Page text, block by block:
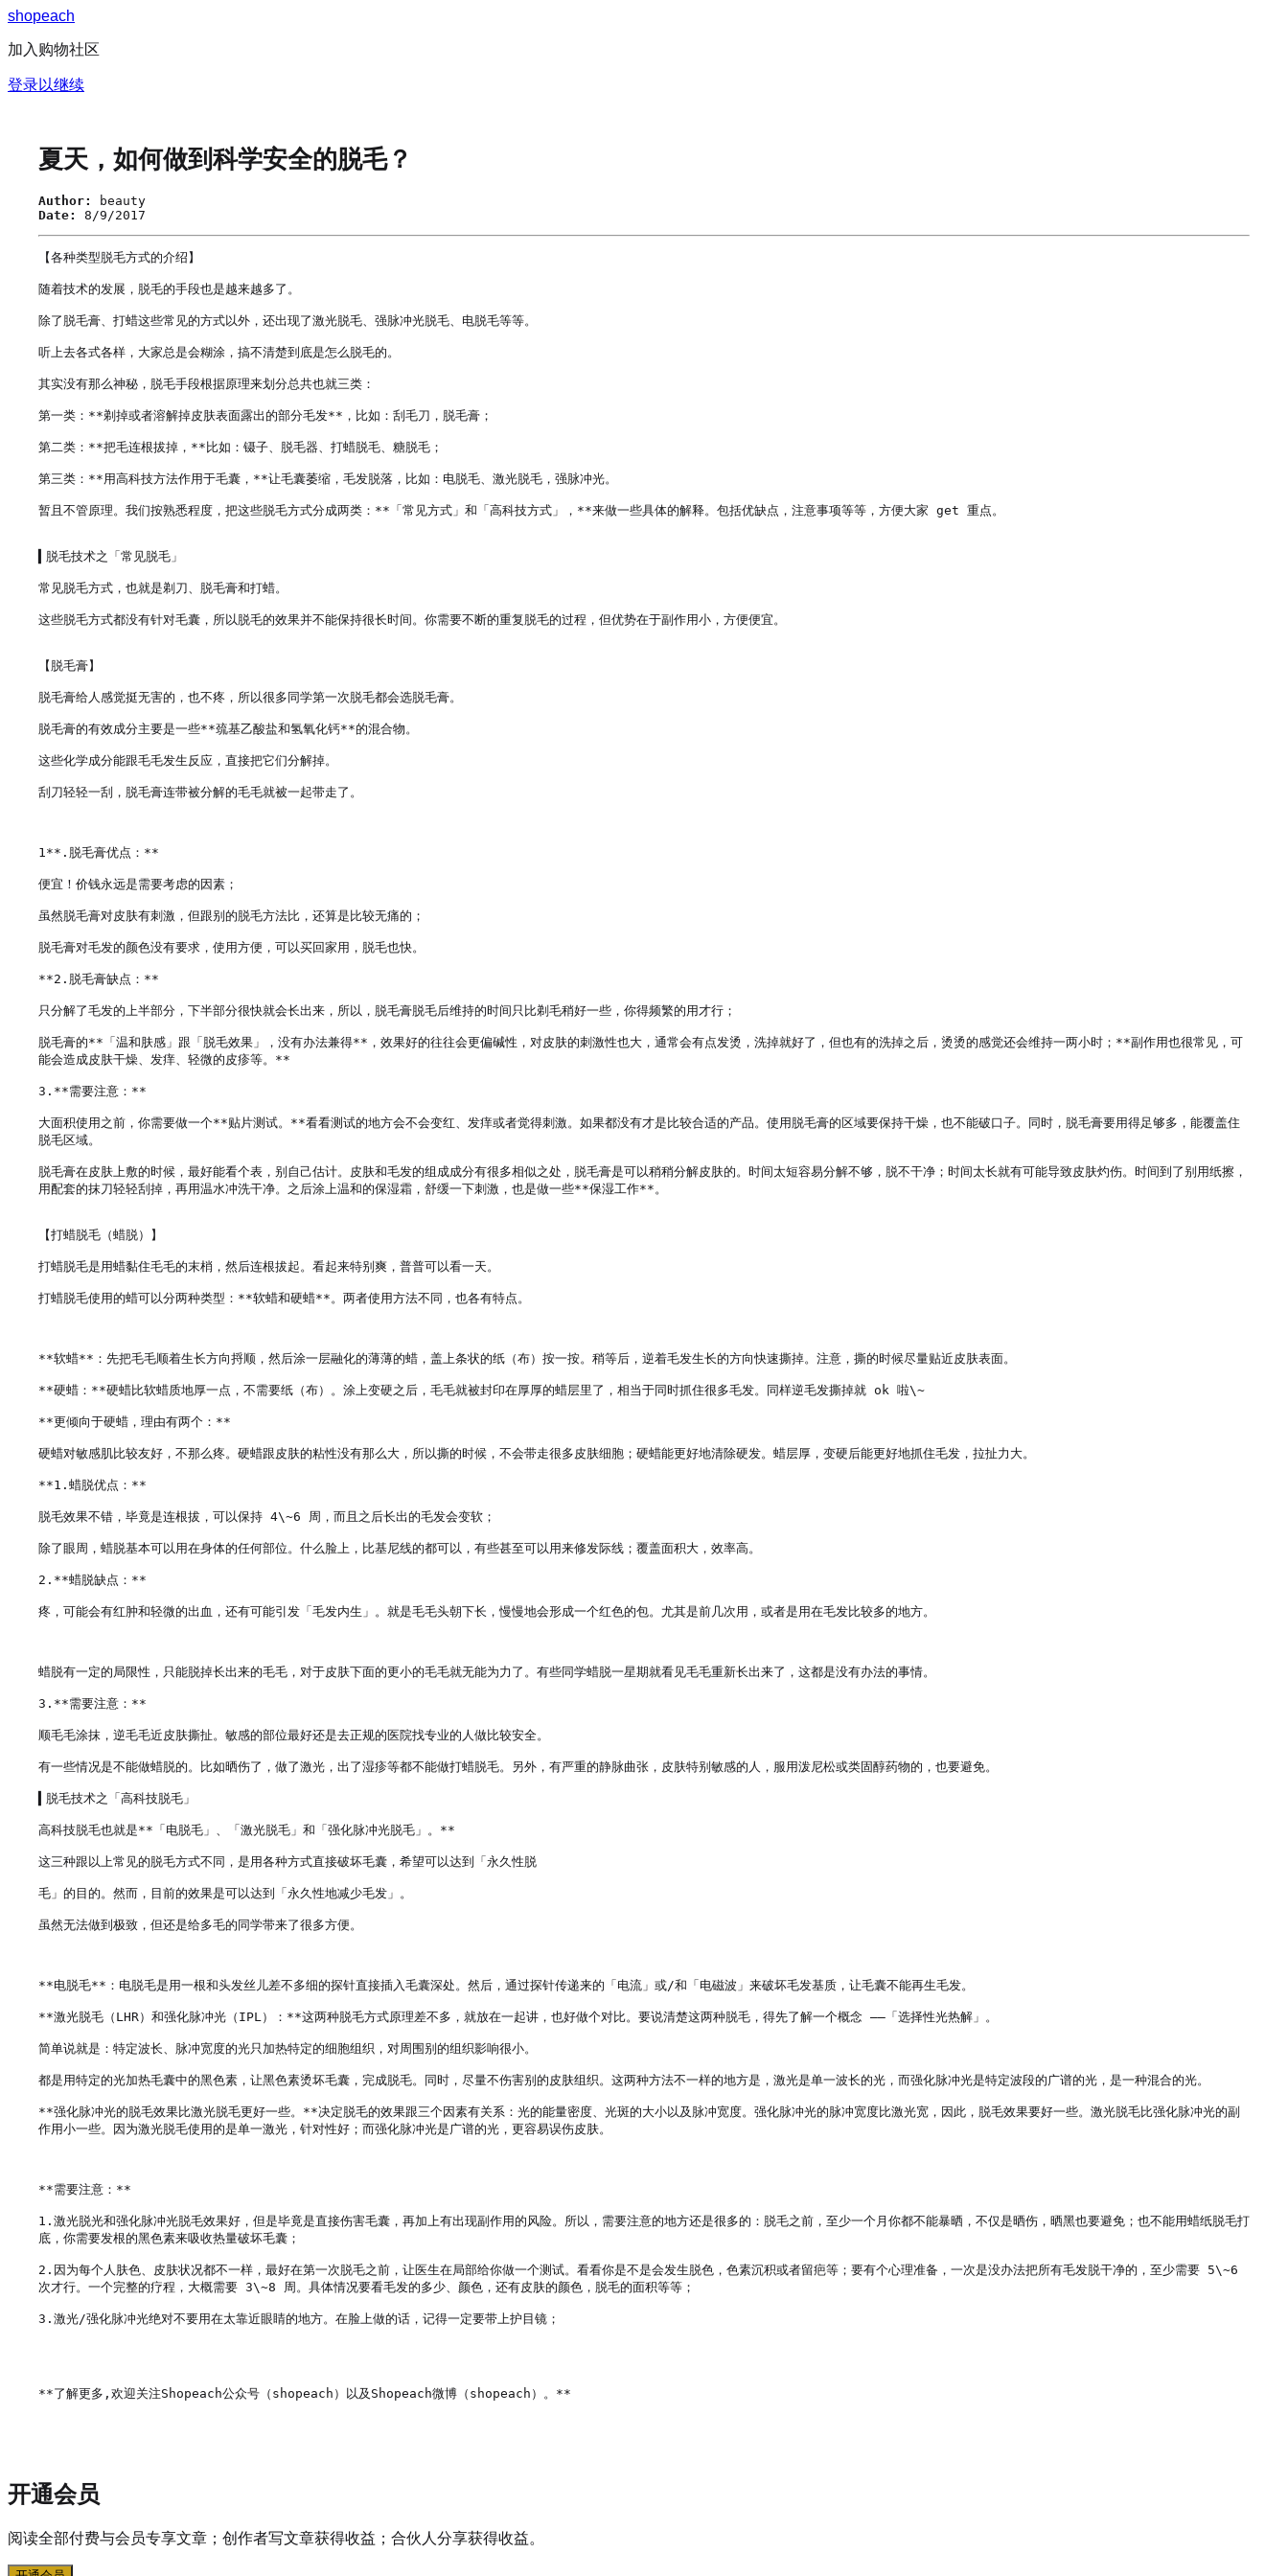
shopeach
加入购物社区
登录以继续
夏天，如何做到科学安全的脱毛？
Author:
beauty
Date:
8/9/2017
【各种类型脱毛方式的介绍】
随着技术的发展，脱毛的手段也是越来越多了。
除了脱毛膏、打蜡这些常见的方式以外，还出现了激光脱毛、强脉冲光脱毛、电脱毛等等。
听上去各式各样，大家总是会糊涂，搞不清楚到底是怎么脱毛的。
其实没有那么神秘，脱毛手段根据原理来划分总共也就三类：
第一类：**剃掉或者溶解掉皮肤表面露出的部分毛发**，比如：刮毛刀，脱毛膏；
第二类：**把毛连根拔掉，**比如：镊子、脱毛器、打蜡脱毛、糖脱毛；
第三类：**用高科技方法作用于毛囊，**让毛囊萎缩，毛发脱落，比如：电脱毛、激光脱毛，强脉冲光。
暂且不管原理。我们按熟悉程度，把这些脱毛方式分成两类：**「常见方式」和「高科技方式」，**来做一些具体的解释。包括优缺点，注意事项等等，方便大家 get 重点。
▍脱毛技术之「常见脱毛」
常见脱毛方式，也就是剃刀、脱毛膏和打蜡。
这些脱毛方式都没有针对毛囊，所以脱毛的效果并不能保持很长时间。你需要不断的重复脱毛的过程，但优势在于副作用小，方便便宜。
【脱毛膏】
脱毛膏给人感觉挺无害的，也不疼，所以很多同学第一次脱毛都会选脱毛膏。
脱毛膏的有效成分主要是一些**巯基乙酸盐和氢氧化钙**的混合物。
这些化学成分能跟毛毛发生反应，直接把它们分解掉。
刮刀轻轻一刮，脱毛膏连带被分解的毛毛就被一起带走了。
1**.脱毛膏优点：**
便宜！价钱永远是需要考虑的因素；
虽然脱毛膏对皮肤有刺激，但跟别的脱毛方法比，还算是比较无痛的；
脱毛膏对毛发的颜色没有要求，使用方便，可以买回家用，脱毛也快。
**2.脱毛膏缺点：**
只分解了毛发的上半部分，下半部分很快就会长出来，所以，脱毛膏脱毛后维持的时间只比剃毛稍好一些，你得频繁的用才行；
脱毛膏的**「温和肤感」跟「脱毛效果」，没有办法兼得**，效果好的往往会更偏碱性，对皮肤的刺激性也大，通常会有点发烫，洗掉就好了，但也有的洗掉之后，烫烫的感觉还会维持一两小时；**副作用也很常见，可
能会造成皮肤干燥、发痒、轻微的皮疹等。**
3.**需要注意：**
大面积使用之前，你需要做一个**贴片测试。**看看测试的地方会不会变红、发痒或者觉得刺激。如果都没有才是比较合适的产品。使用脱毛膏的区域要保持干燥，也不能破口子。同时，脱毛膏要用得足够多，能覆盖住
脱毛区域。
脱毛膏在皮肤上敷的时候，最好能看个表，别自己估计。皮肤和毛发的组成成分有很多相似之处，脱毛膏是可以稍稍分解皮肤的。时间太短容易分解不够，脱不干净；时间太长就有可能导致皮肤灼伤。时间到了别用纸擦，
用配套的抹刀轻轻刮掉，再用温水冲洗干净。之后涂上温和的保湿霜，舒缓一下刺激，也是做一些**保湿工作**。
【打蜡脱毛（蜡脱）】
打蜡脱毛是用蜡黏住毛毛的末梢，然后连根拔起。看起来特别爽，普普可以看一天。
打蜡脱毛使用的蜡可以分两种类型：**软蜡和硬蜡**。两者使用方法不同，也各有特点。
**软蜡**：先把毛毛顺着生长方向捋顺，然后涂一层融化的薄薄的蜡，盖上条状的纸（布）按一按。稍等后，逆着毛发生长的方向快速撕掉。注意，撕的时候尽量贴近皮肤表面。
**硬蜡：**硬蜡比软蜡质地厚一点，不需要纸（布）。涂上变硬之后，毛毛就被封印在厚厚的蜡层里了，相当于同时抓住很多毛发。同样逆毛发撕掉就 ok 啦\~
**更倾向于硬蜡，理由有两个：**
硬蜡对敏感肌比较友好，不那么疼。硬蜡跟皮肤的粘性没有那么大，所以撕的时候，不会带走很多皮肤细胞；硬蜡能更好地清除硬发。蜡层厚，变硬后能更好地抓住毛发，拉扯力大。
**1.蜡脱优点：**
脱毛效果不错，毕竟是连根拔，可以保持 4\~6 周，而且之后长出的毛发会变软；
除了眼周，蜡脱基本可以用在身体的任何部位。什么脸上，比基尼线的都可以，有些甚至可以用来修发际线；覆盖面积大，效率高。
2.**蜡脱缺点：**
疼，可能会有红肿和轻微的出血，还有可能引发「毛发内生」。就是毛毛头朝下长，慢慢地会形成一个红色的包。尤其是前几次用，或者是用在毛发比较多的地方。
蜡脱有一定的局限性，只能脱掉长出来的毛毛，对于皮肤下面的更小的毛毛就无能为力了。有些同学蜡脱一星期就看见毛毛重新长出来了，这都是没有办法的事情。
3.**需要注意：**
顺毛毛涂抹，逆毛毛近皮肤撕扯。敏感的部位最好还是去正规的医院找专业的人做比较安全。
有一些情况是不能做蜡脱的。比如晒伤了，做了激光，出了湿疹等都不能做打蜡脱毛。另外，有严重的静脉曲张，皮肤特别敏感的人，服用泼尼松或类固醇药物的，也要避免。
▍脱毛技术之「高科技脱毛」
高科技脱毛也就是**「电脱毛」、「激光脱毛」和「强化脉冲光脱毛」。**
这三种跟以上常见的脱毛方式不同，是用各种方式直接破坏毛囊，希望可以达到「永久性脱
毛」的目的。然而，目前的效果是可以达到「永久性地减少毛发」。
虽然无法做到极致，但还是给多毛的同学带来了很多方便。
**电脱毛**：电脱毛是用一根和头发丝儿差不多细的探针直接插入毛囊深处。然后，通过探针传递来的「电流」或/和「电磁波」来破坏毛发基质，让毛囊不能再生毛发。
**激光脱毛（LHR）和强化脉冲光（IPL）：**这两种脱毛方式原理差不多，就放在一起讲，也好做个对比。要说清楚这两种脱毛，得先了解一个概念 ——「选择性光热解」。
简单说就是：特定波长、脉冲宽度的光只加热特定的细胞组织，对周围别的组织影响很小。
都是用特定的光加热毛囊中的黑色素，让黑色素烫坏毛囊，完成脱毛。同时，尽量不伤害别的皮肤组织。这两种方法不一样的地方是，激光是单一波长的光，而强化脉冲光是特定波段的广谱的光，是一种混合的光。
**强化脉冲光的脱毛效果比激光脱毛更好一些。**决定脱毛的效果跟三个因素有关系：光的能量密度、光斑的大小以及脉冲宽度。强化脉冲光的脉冲宽度比激光宽，因此，脱毛效果要好一些。激光脱毛比强化脉冲光的副
作用小一些。因为激光脱毛使用的是单一激光，针对性好；而强化脉冲光是广谱的光，更容易误伤皮肤。
**需要注意：**
1.激光脱光和强化脉冲光脱毛效果好，但是毕竟是直接伤害毛囊，再加上有出现副作用的风险。所以，需要注意的地方还是很多的：脱毛之前，至少一个月你都不能暴晒，不仅是晒伤，晒黑也要避免；也不能用蜡纸脱毛打
底，你需要发根的黑色素来吸收热量破坏毛囊；
2.因为每个人肤色、皮肤状况都不一样，最好在第一次脱毛之前，让医生在局部给你做一个测试。看看你是不是会发生脱色，色素沉积或者留疤等；要有个心理准备，一次是没办法把所有毛发脱干净的，至少需要 5\~6
次才行。一个完整的疗程，大概需要 3\~8 周。具体情况要看毛发的多少、颜色，还有皮肤的颜色，脱毛的面积等等；
3.激光/强化脉冲光绝对不要用在太靠近眼睛的地方。在脸上做的话，记得一定要带上护目镜；
**了解更多,欢迎关注Shopeach公众号（shopeach）以及Shopeach微博（shopeach）。**
开通会员
阅读全部付费与会员专享文章；创作者写文章获得收益；合伙人分享获得收益。